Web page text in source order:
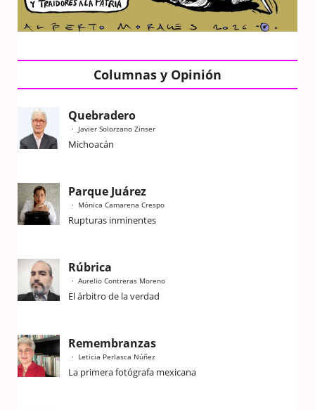
Columnas y Opinión
Quebradero
Javier Solorzano Zinser
Michoacán
Parque Juárez
Mónica Camarena Crespo
Rupturas inminentes
Rúbrica
Aurelio Contreras Moreno
El árbitro de la verdad
Remembranzas
Leticia Perlasca Núñez
La primera fotógrafa mexicana